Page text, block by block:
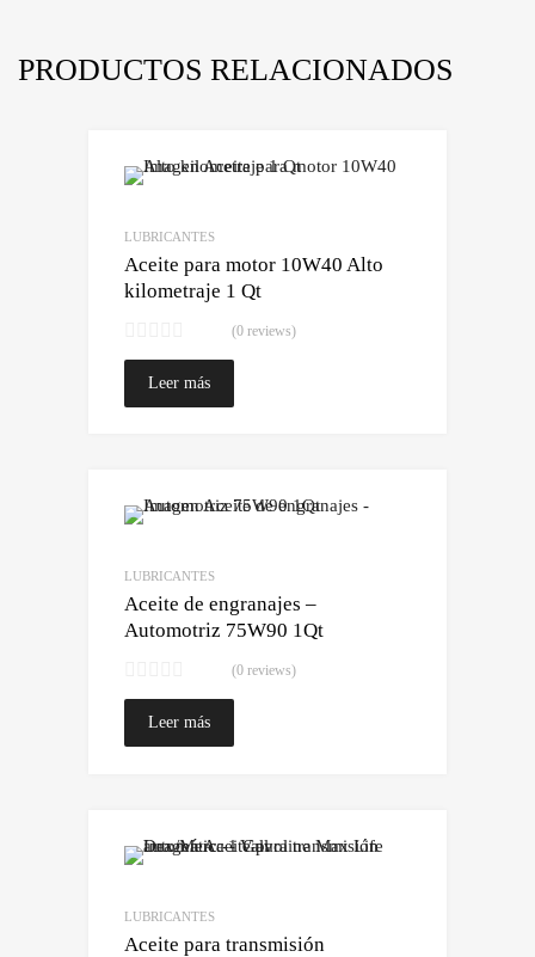
PRODUCTOS RELACIONADOS
LUBRICANTES
Aceite para motor 10W40 Alto
kilometraje 1 Qt
(0 reviews)
Leer más
LUBRICANTES
Aceite de engranajes –
Automotriz 75W90 1Qt
(0 reviews)
Leer más
LUBRICANTES
Aceite para transmisión